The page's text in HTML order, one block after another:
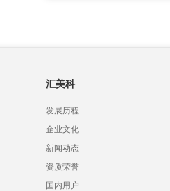
汇美科
发展历程
企业文化
新闻动态
资质荣誉
国内用户